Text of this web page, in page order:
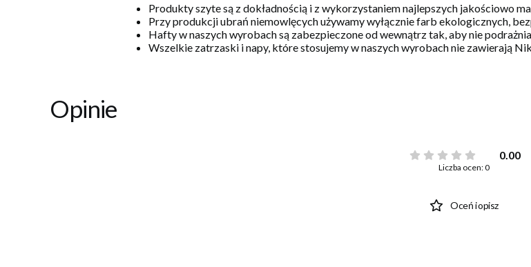
Produkty szyte są z dokładnością i z wykorzystaniem najlepszych jakościowo
Przy produkcji ubrań niemowlęcych używamy wyłącznie farb ekologicznych,
Hafty w naszych wyrobach są zabezpieczone od wewnątrz tak, aby nie
Wszelkie zatrzaski i napy, które stosujemy w naszych wyrobach nie zawierają
Opinie
0.00
Liczba ocen: 0
Oceń i opisz